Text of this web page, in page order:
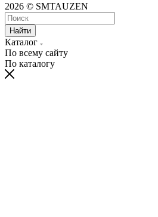
2026 © SMTAUZEN
Найти
Каталог
По всему сайту
По каталогу